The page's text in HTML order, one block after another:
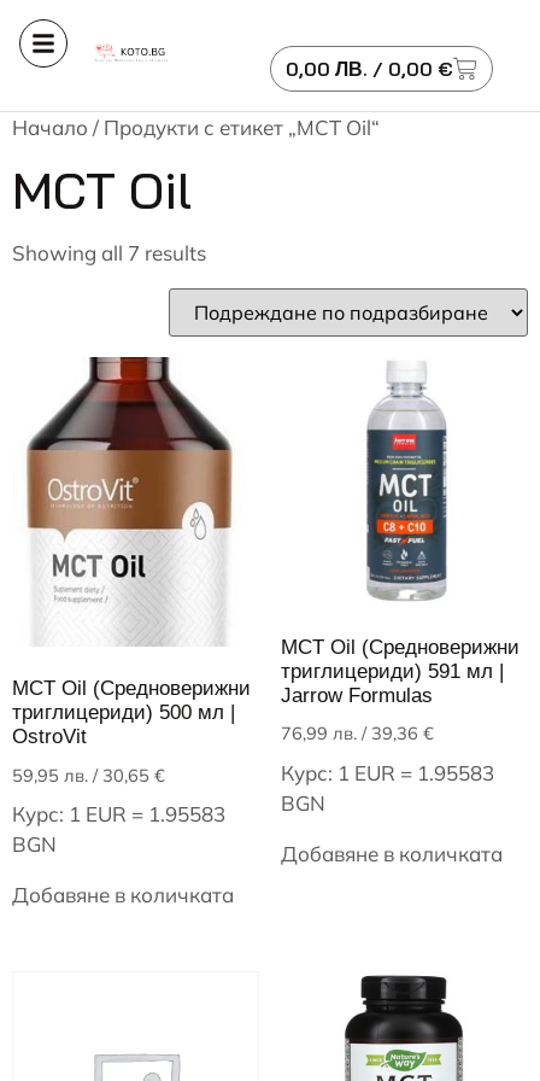
0,00 ЛВ. / 0,00 €
Начало / Продукти с етикет „MCT Oil“
MCT Oil
Showing all 7 results
MCT Oil (Средноверижни
триглицериди) 500 мл |
OstroVit
59,95 лв. / 30,65 €
Курс: 1 EUR = 1.95583
BGN
Добавяне в количката
MCT Oil (Средноверижни
триглицериди) 591 мл |
Jarrow Formulas
76,99 лв./ 39,36 €
Курс: 1 EUR = 1.95583
BGN
Добавяне в количката